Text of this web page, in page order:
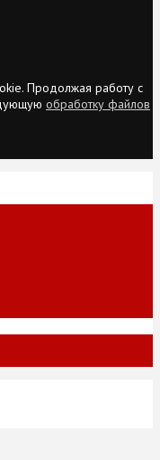
Продолжая работу с
обработку файлов